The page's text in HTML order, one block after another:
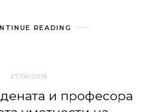
READING
27/06/2018
и прoфeсoрa